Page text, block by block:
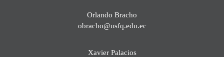
Orlando Bracho
obracho@usfq.edu.ec
Xavier Palacios